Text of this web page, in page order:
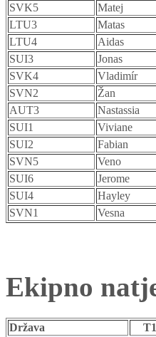
SVK5
Matej
LTU3
Matas
LTU4
Aidas
SUI3
Jonas
SVK4
Vladimír
SVN2
Žan
AUT3
Nastassia
SUI1
Viviane
SUI2
Fabian
SVN5
Veno
SUI6
Jerome
SUI4
Hayley
SVN1
Vesna
Ekipno
Država T1